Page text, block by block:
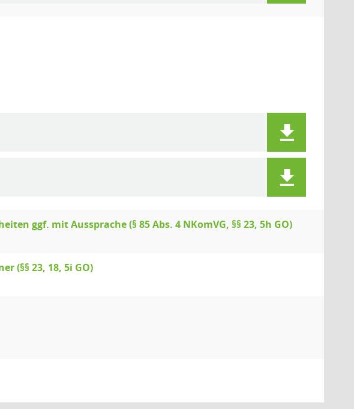
ggf. mit Aussprache (§ 85 Abs. 4 NKomVG, §§ 23, 5h GO)
(§§ 23, 18, 5i GO)